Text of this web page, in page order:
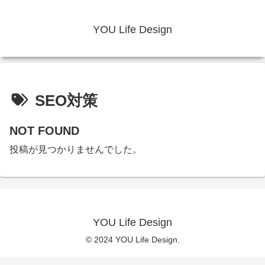
YOU Life Design
SEO対策
NOT FOUND
投稿が見つかりませんでした。
YOU Life Design
© 2024 YOU Life Design.